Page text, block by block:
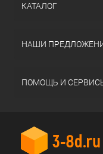
КАТАЛОГ
НАШИ
ПОМОЩЬ И